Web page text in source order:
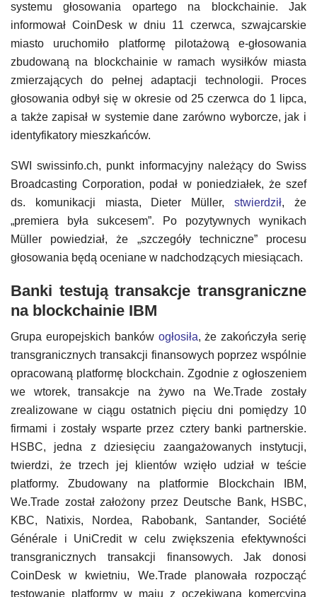
systemu głosowania opartego na blockchainie. Jak
informował CoinDesk w dniu 11 czerwca, szwajcarskie
miasto uruchomiło platformę pilotażową e-głosowania
zbudowaną na blockchainie w ramach wysiłków miasta
zmierzających do pełnej adaptacji technologii. Proces
głosowania odbył się w okresie od 25 czerwca do 1 lipca,
a także zapisał w systemie dane zarówno wyborcze, jak i
identyfikatory mieszkańców.
SWI swissinfo.ch, punkt informacyjny należący do Swiss
Broadcasting Corporation, podał w poniedziałek, że szef
ds. komunikacji miasta, Dieter Müller,stwierdził, że
„premiera była sukcesem”. Po pozytywnych wynikach
Müller powiedział, że „szczegóły techniczne” procesu
głosowania będą oceniane w nadchodzących miesiącach.
Banki testują transakcje transgraniczne
na blockchainie IBM
Grupa europejskich banków ogłosiła, że zakończyła serię
transgranicznych transakcji finansowych poprzez wspólnie
opracowaną platformę blockchain. Zgodnie z ogłoszeniem
we wtorek, transakcje na żywo na We.Trade zostały
zrealizowane w ciągu ostatnich pięciu dni pomiędzy 10
firmami i zostały wsparte przez cztery banki partnerskie.
HSBC, jedna z dziesięciu zaangażowanych instytucji,
twierdzi, że trzech jej klientów wzięło udział w teście
platformy. Zbudowany na platformie Blockchain IBM,
We.Trade został założony przez Deutsche Bank, HSBC,
KBC, Natixis, Nordea, Rabobank, Santander, Société
Générale i UniCredit w celu zwiększenia efektywności
transgranicznych transakcji finansowych. Jak donosi
CoinDesk w kwietniu, We.Trade planowała rozpocząć
testowanie platformy w maju z oczekiwaną komercyjną